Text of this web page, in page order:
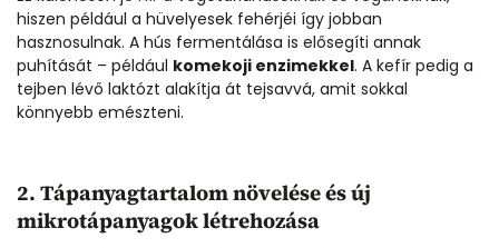
hiszen például a hüvelyesek fehérjéi így jobban
hasznosulnak. A hús fermentálása is elősegíti annak
puhítását – például komekoji enzimekkel. A kefír pedig a
tejben lévő laktózt alakítja át tejsavvá, amit sokkal
könnyebb emészteni.
2. Tápanyagtartalom növelése és új
mikrotápanyagok létrehozása